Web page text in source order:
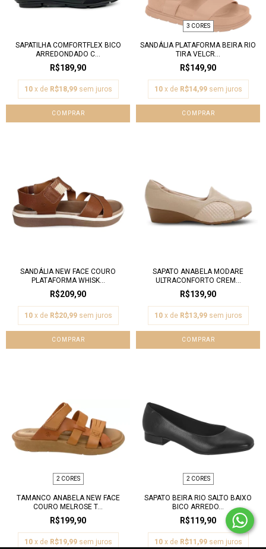
SAPATILHA COMFORTFLEX BICO
ARREDONDADO C...
R$189,90
10 x de R$18,99 sem juros
COMPRAR
3 CORES
SANDÁLIA PLATAFORMA BEIRA RIO
TIRA VELCR...
R$149,90
10 x de R$14,99 sem juros
COMPRAR
SANDÁLIA NEW FACE COURO
PLATAFORMA WHISK...
R$209,90
10 x de R$20,99 sem juros
COMPRAR
SAPATO ANABELA MODARE
ULTRACONFORTO CREM...
R$139,90
10 x de R$13,99 sem juros
COMPRAR
2 CORES
TAMANCO ANABELA NEW FACE
COURO MELROSE T...
R$199,90
10 x de R$19,99 sem juros
2 CORES
SAPATO BEIRA RIO SALTO BAIXO
BICO ARREDO...
R$119,90
10 x de R$11,99 sem juros